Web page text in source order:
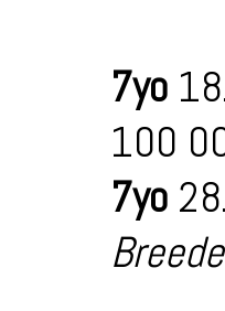
7yo
100
7yo